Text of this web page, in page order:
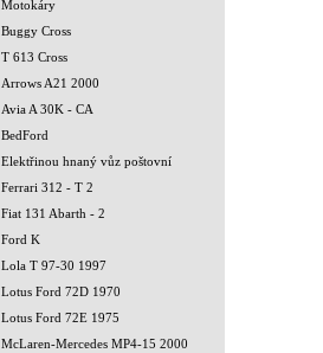
Motokáry
Buggy Cross
T 613 Cross
Arrows A21 2000
Avia A 30K - CA
BedFord
Elektřinou hnaný vůz poštovní
Ferrari 312 - T 2
Fiat 131 Abarth - 2
Ford K
Lola T 97-30 1997
Lotus Ford 72D 1970
Lotus Ford 72E 1975
McLaren-Mercedes MP4-15 2000